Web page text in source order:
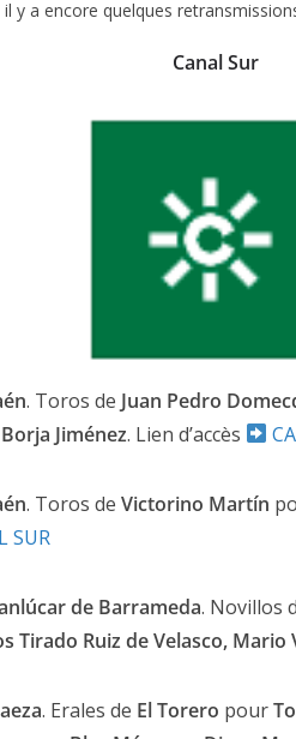
y a encore quelques
Canal Sur
. Toros de Juan Pedro
Jiménez. Lien d’accès
. Toros de Victorino Martín
SUR
de Barrameda. Novillos
Tirado Ruiz de Velasco, Mario
. Erales de El Torero pour
TAURINES
: au seuil des